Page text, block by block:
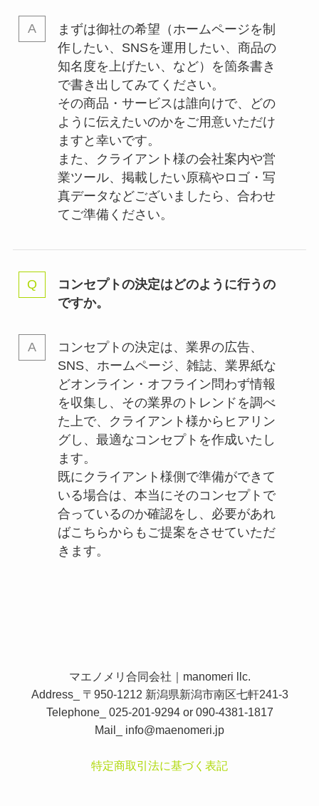
まずは御社の希望（ホームページを制
作したい、SNSを運用したい、商品の
知名度を上げたい、など）を箇条書き
で書き出してみてください。
その商品・サービスは誰向けで、どの
ように伝えたいのかをご用意いただけ
ますと幸いです。
また、クライアント様の会社案内や営
業ツール、掲載したい原稿やロゴ・写
真データなどございましたら、合わせ
てご準備ください。
コンセプトの決定はどのように行うの
ですか。
コンセプトの決定は、業界の広告、
SNS、ホームページ、雑誌、業界紙な
どオンライン・オフライン問わず情報
を収集し、その業界のトレンドを調べ
た上で、クライアント様からヒアリン
グし、最適なコンセプトを作成いたし
ます。
既にクライアント様側で準備ができて
いる場合は、本当にそのコンセプトで
合っているのか確認をし、必要があれ
ばこちらからもご提案をさせていただ
きます。
マエノメリ合同会社｜manomeri llc.
Address_ 〒950-1212 新潟県新潟市南区七軒241-3
Telephone_ 025-201-9294 or 090-4381-1817
Mail_ info@maenomeri.jp
特定商取引法に基づく表記